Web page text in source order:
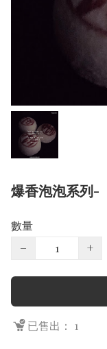
爆香泡泡系列-
數量
−
+
已售出： 1